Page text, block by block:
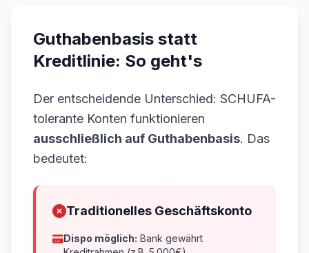
Guthabenbasis statt
Kreditlinie: So geht's
Der entscheidende Unterschied: SCHUFA-
tolerante Konten funktionieren
ausschließlich auf Guthabenbasis. Das
bedeutet:
Traditionelles Geschäftskonto
Dispo möglich: Bank gewährt